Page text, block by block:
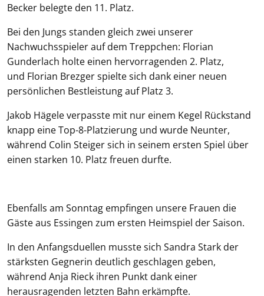
Becker belegte den 11. Platz.
Bei den Jungs standen gleich zwei unserer
Nachwuchsspieler auf dem Treppchen: Florian
Gunderlach holte einen hervorragenden 2. Platz,
und Florian Brezger spielte sich dank einer neuen
persönlichen Bestleistung auf Platz 3.
Jakob Hägele verpasste mit nur einem Kegel Rückstand
knapp eine Top-8-Platzierung und wurde Neunter,
während Colin Steiger sich in seinem ersten Spiel über
einen starken 10. Platz freuen durfte.
Ebenfalls am Sonntag empfingen unsere Frauen die
Gäste aus Essingen zum ersten Heimspiel der Saison.
In den Anfangsduellen musste sich Sandra Stark der
stärksten Gegnerin deutlich geschlagen geben,
während Anja Rieck ihren Punkt dank einer
herausragenden letzten Bahn erkämpfte.